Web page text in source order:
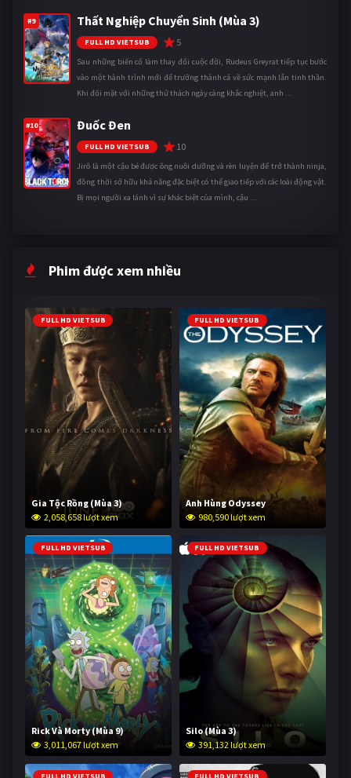
#9 Thất Nghiệp Chuyển Sinh (Mùa 3)
FULL HD VIETSUB 5
Sau những biến cố làm thay đổi cuộc đời, Rudeus Greyrat tiếp tục bước
vào một hành trình mới để trưởng thành cả về sức mạnh lẫn tinh thần.
Khi đối mặt với những thử thách ngày càng khắc nghiệt, anh ...
#10 Đuốc Đen
FULL HD VIETSUB 10
Jirô là một cậu bé được ông nuôi dưỡng và rèn luyện để trở thành ninja,
đồng thời sở hữu khả năng đặc biệt có thể giao tiếp với các loài động vật.
Bị mọi người xa lánh vì sự khác biệt của mình, cậu ...
Phim được xem nhiều
FULL HD VIETSUB
Gia Tộc Rồng (Mùa 3)
2,058,658 lượt xem
FULL HD VIETSUB
Anh Hùng Odyssey
980,590 lượt xem
FULL HD VIETSUB
Rick Và Morty (Mùa 9)
3,011,067 lượt xem
FULL HD VIETSUB
Silo (Mùa 3)
391,132 lượt xem
FULL HD VIETSUB FULL HD VIETSUB